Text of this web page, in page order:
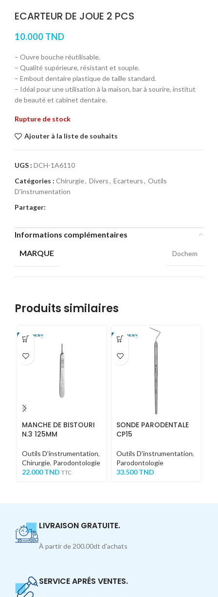
ECARTEUR DE JOUE 2 PCS
10.000 TND
– Ouvre bouche réutilisable.
– Qualité supérieure, résistant et souple.
– Embout dentaire plastique de taille standard.
– Idéal pour une utilisation à la maison, bar à sourire, institut
de beauté et cabinet dentaire.
Rupture de stock
Ajouter à la liste de souhaits
UGS : DCH-1A6110
Catégories : Chirurgie, Divers, Ecarteurs, Outils
D'instrumentation
Partager:
Informations complémentaires
MARQUE
Dochem
Produits similaires
MANCHE DE BISTOURI
N.3 125MM
Outils D'instrumentation,
Chirurgie, Parodontologie
22.000TND TTC
SONDE PARODENTALE
CP15
Outils D'instrumentation,
Parodontologie
33.500TND
LIVRAISON GRATUITE.
À partir de 200.00dt d'achats
SERVICE APRÉS VENTES.